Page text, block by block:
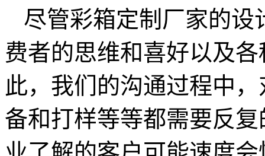
尽管彩箱定制厂家的设
费者的思维和喜好以及
此，我们的沟通过程中
备和打样等等都需要反